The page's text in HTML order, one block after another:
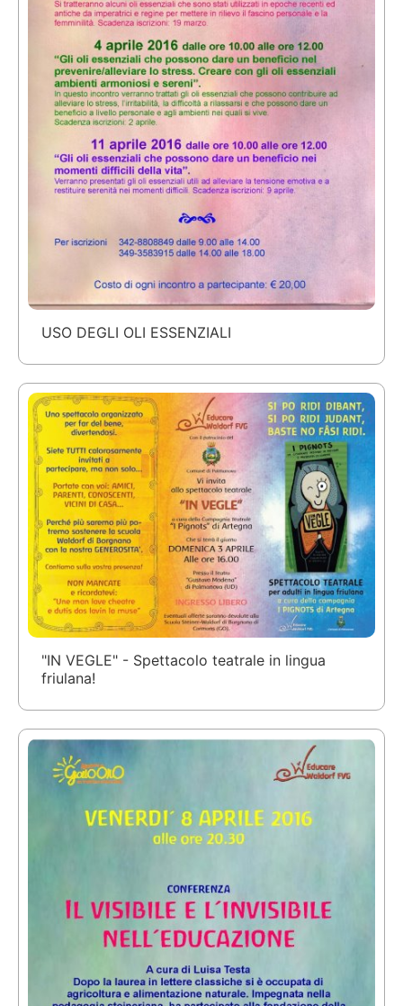
USO DEGLI OLI ESSENZIALI
"IN VEGLE" - Spettacolo teatrale in lingua
friulana!